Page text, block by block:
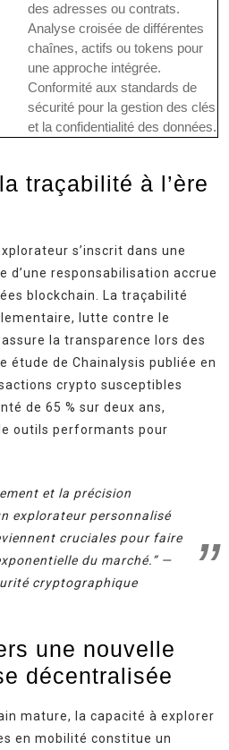
des adresses ou contrats.
Analyse croisée de différentes
chaînes, actifs ou tokens pour
une approche intégrée.
Conformité aux standards de
sécurité pour la gestion des clés
et la confidentialité des données.
traçabilité à l’ère
s’inscrit dans une
d’une responsabilisation accrue
blockchain. La traçabilité
lutte contre le
la transparence lors des
étude de Chainalysis publiée en
crypto susceptibles
de 65 % sur deux ans,
outils performants pour
et la précision
explorateur personnalisé
cruciales pour faire
du marché.” —
cryptographique
une nouvelle
décentralisée
mature, la capacité à explorer
en mobilité constitue un